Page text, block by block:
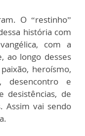
O “restinho”
história com
com a
ao longo desses
heroísmo,
desencontro e
desistências, de
Assim vai sendo